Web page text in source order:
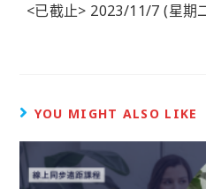
<已截止> 2023/11/7 (星期
YOU MIGHT ALSO LIKE